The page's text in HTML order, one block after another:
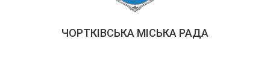
ЧОРТКІВСЬКА МІСЬКА РАДА